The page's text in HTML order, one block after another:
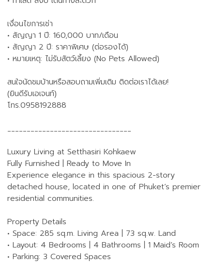
เงื่อนไขการเช่า
• สัญญา 1 ปี: 160,000 บาท/เดือน
• สัญญา 2 ปี: ราคาพิเศษ (ต่อรองได้)
• หมายเหตุ: ไม่รับสัตว์เลี้ยง (No Pets Allowed)
สนใจนัดชมบ้านหรือสอบถามเพิ่มเติม ติดต่อเราได้เลย!
(ยินดีรับเอเจนท์)
โทร.0958192888
________________________________
Luxury Living at Setthasiri Kohkaew
Fully Furnished | Ready to Move In
Experience elegance in this spacious 2-story
detached house, located in one of Phuket’s premier
residential communities.
Property Details
• Space: 285 sq.m. Living Area | 73 sq.w. Land
• Layout: 4 Bedrooms | 4 Bathrooms | 1 Maid’s Room
• Parking: 3 Covered Spaces